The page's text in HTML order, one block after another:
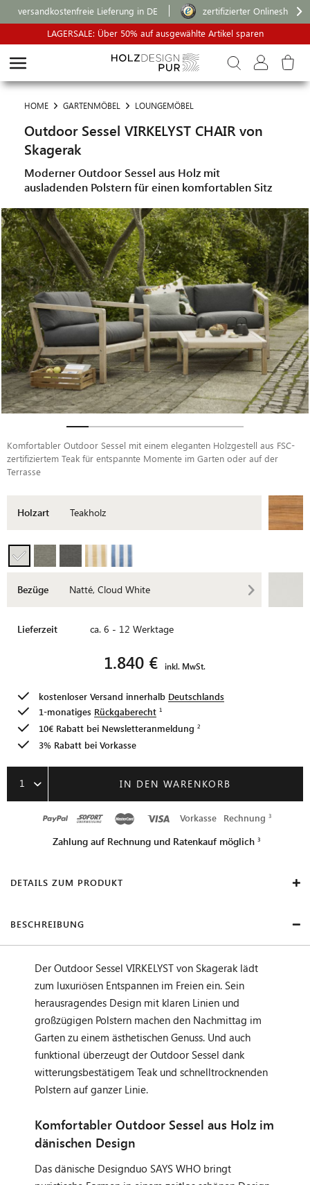
versandkostenfreie Lieferung in DE
zertifizierter Onlineshop
LAGERSALE: Über 50% auf ausgewählte Artikel sparen
HOME GARTENMÖBEL LOUNGEMÖBEL
Outdoor Sessel VIRKELYST CHAIR von
Skagerak
Moderner Outdoor Sessel aus Holz mit
ausladenden Polstern für einen komfortablen Sitz
Komfortabler Outdoor Sessel mit einem eleganten Holzgestell aus FSC-
zertifiziertem Teak für entspannte Momente im Garten oder auf der
Terrasse
Holzart Teakholz
Bezüge Natté, Cloud White
Lieferzeit ca. 6 - 12 Werktage
1.840 € inkl. MwSt.
kostenloser Versand innerhalb Deutschlands
1-monatiges Rückgaberecht
10€ Rabatt bei Newsletteranmeldung
3% Rabatt bei Vorkasse
1 IN DEN WARENKORB
Vorkasse Rechnung
Zahlung auf Rechnung und Ratenkauf möglich
DETAILS ZUM PRODUKT
BESCHREIBUNG
Der Outdoor Sessel VIRKELYST von Skagerak lädt
zum luxuriösen Entspannen im Freien ein. Sein
herausragendes Design mit klaren Linien und
großzügigen Polstern machen den Nachmittag im
Garten zu einem ästhetischen Genuss. Und auch
funktional überzeugt der Outdoor Sessel dank
witterungsbestätigem Teak und schnelltrocknenden
Polstern auf ganzer Linie.
Komfortabler Outdoor Sessel aus Holz im
dänischen Design
Das dänische Designduo SAYS WHO bringt